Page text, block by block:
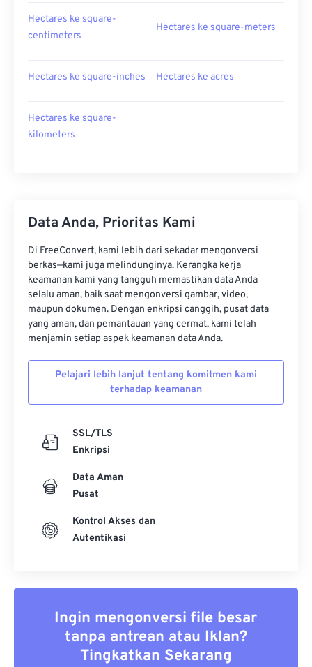
Hectares ke square-
centimeters
Hectares ke square-meters
Hectares ke square-inches Hectares ke acres
Hectares ke square-
kilometers
Data Anda, Prioritas Kami
Di FreeConvert, kami lebih dari sekadar mengonversi
berkas—kami juga melindunginya. Kerangka kerja
keamanan kami yang tangguh memastikan data Anda
selalu aman, baik saat mengonversi gambar, video,
maupun dokumen. Dengan enkripsi canggih, pusat data
yang aman, dan pemantauan yang cermat, kami telah
menjamin setiap aspek keamanan data Anda.
Pelajari lebih lanjut tentang komitmen kami
terhadap keamanan
SSL/TLS
Enkripsi
Data Aman
Pusat
Kontrol Akses dan
Autentikasi
Ingin mengonversi file besar
tanpa antrean atau Iklan?
Tingkatkan Sekarang